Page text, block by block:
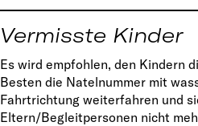
Vermisste Kinder
Es wird empfohlen, den Kindern
Besten die Natelnummer mit
Fahrtrichtung weiterfahren und
Eltern/Begleitpersonen nicht